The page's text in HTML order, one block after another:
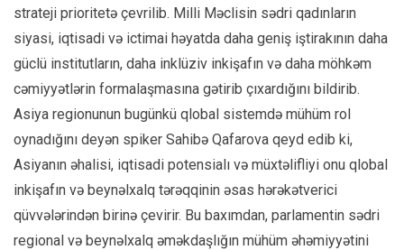
strateji prioritetə çevrilib. Milli Məclisin sədri qadınların
siyasi, iqtisadi və ictimai həyatda daha geniş iştirakının daha
güclü institutların, daha inklüziv inkişafın və daha möhkəm
cəmiyyətlərin formalaşmasına gətirib çıxardığını bildirib.
Asiya regionunun bugünkü qlobal sistemdə mühüm rol
oynadığını deyən spiker Sahibə Qafarova qeyd edib ki,
Asiyanın əhalisi, iqtisadi potensialı və müxtəlifliyi onu qlobal
inkişafın və beynəlxalq tərəqqinin əsas hərəkətverici
qüvvələrindən birinə çevirir. Bu baxımdan, parlamentin sədri
regional və beynəlxalq əməkdaşlığın mühüm əhəmiyyətini